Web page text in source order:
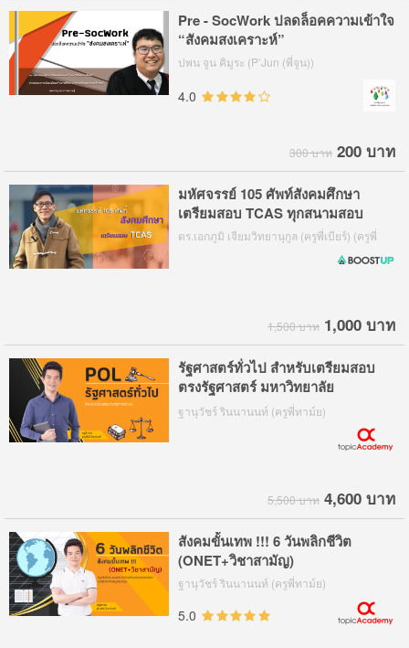
Pre - SocWork ปลดล็อคความเข้าใจ
“สังคมสงเคราะห์”
ปพน จูน คิมูระ (P’Jun (พี่จูน))
4.0
300 บาท 200 บาท
มหัศจรรย์ 105 ศัพท์สังคมศึกษา
เตรียมสอบ TCAS ทุกสนามสอบ
ดร.เอกภูมิ เจียมวิทยานุกูล (ครูพี่เบียร์) (ครูพี่
1,500 บาท 1,000 บาท
รัฐศาสตร์ทั่วไป สำหรับเตรียมสอบ
ตรงรัฐศาสตร์ มหาวิทยาลัย
ธรรมศาสตร์ POL
ฐานุวัชร์ รินนานนท์ (ครูพี่ทาม์ย)
5,500 บาท 4,600 บาท
สังคมขั้นเทพ !!! 6 วันพลิกชีวิต
(ONET+วิชาสามัญ)
ฐานุวัชร์ รินนานนท์ (ครูพี่ทาม์ย)
5.0